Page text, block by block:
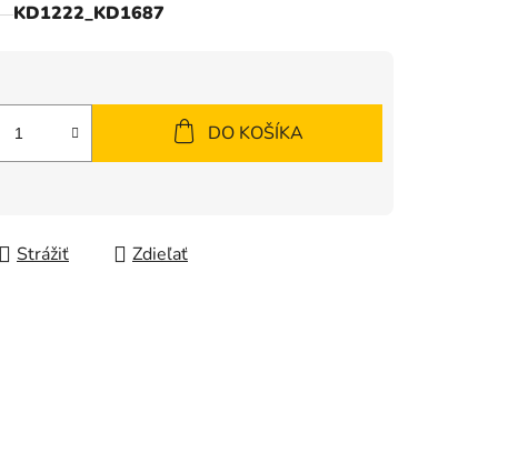
KD1222_KD1687
DO KOŠÍKA
Strážiť Zdieľať